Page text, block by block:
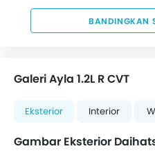
BANDINGKAN
Galeri Ayla 1.2L R CVT
Eksterior Interior
Gambar Eksterior